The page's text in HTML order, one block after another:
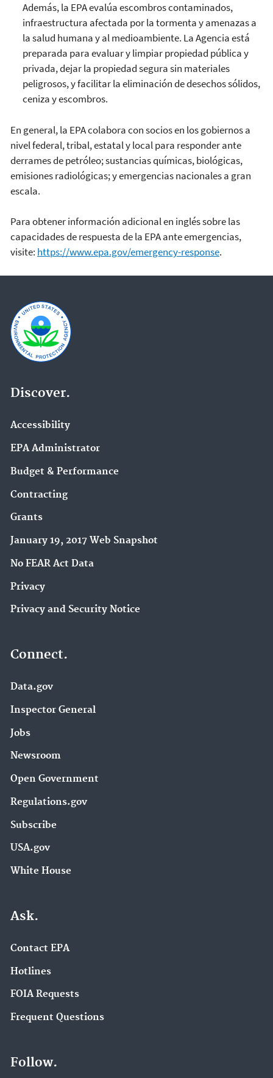
Además, la EPA evalúa escombros contaminados,
infraestructura afectada por la tormenta y amenazas a
la salud humana y al medioambiente. La Agencia está
preparada para evaluar y limpiar propiedad pública y
privada, dejar la propiedad segura sin materiales
peligrosos, y facilitar la eliminación de desechos sólidos,
ceniza y escombros.
En general, la EPA colabora con socios en los gobiernos a
nivel federal, tribal, estatal y local para responder ante
derrames de petróleo; sustancias químicas, biológicas,
emisiones radiológicas; y emergencias nacionales a gran
escala.
Para obtener información adicional en inglés sobre las
capacidades de respuesta de la EPA ante emergencias,
visite: https://www.epa.gov/emergency-response.
Discover.
Accessibility
EPA Administrator
Budget & Performance
Contracting
Grants
January 19, 2017 Web Snapshot
No FEAR Act Data
Privacy
Privacy and Security Notice
Connect.
Data.gov
Inspector General
Jobs
Newsroom
Open Government
Regulations.gov
Subscribe
USA.gov
White House
Ask.
Contact EPA
Hotlines
FOIA Requests
Frequent Questions
Follow.